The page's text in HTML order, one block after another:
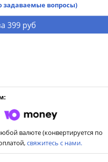
задаваемые вопросы)
399 руб
валюте (конвертируется по
свяжитесь с нами.